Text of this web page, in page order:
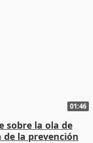
01:46
sobre la ola de
la prevención